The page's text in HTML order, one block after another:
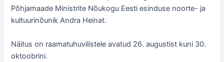
Põhjamaade Ministrite Nõukogu Eesti esinduse noorte- ja
kultuurinõunik Andra Heinat.
Näitus on raamatuhuvilistele avatud 26. augustist kuni 30.
oktoobrini.